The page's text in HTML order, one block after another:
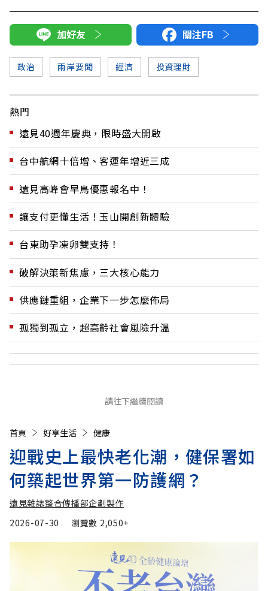
加好友 關注FB
政治 兩岸要聞 經濟 投資理財
熱門
遠見40週年慶典，限時盛大開啟
台中航網十倍增、客運年增近三成
遠見高峰會早鳥優惠報名中！
讓支付更懂生活！玉山開創新體驗
台東助孕凍卵雙支持！
破解決策新焦慮，三大核心能力
供應鏈重組，企業下一步怎麼佈局
孤獨到孤立，超高齡社會風險升溫
請往下繼續閱讀
首頁 好享生活 健康
迎戰史上最快老化潮，健保署如
何築起世界第一防護網？
遠見雜誌整合傳播部企劃製作
2026-07-30
瀏覽數 2,050+